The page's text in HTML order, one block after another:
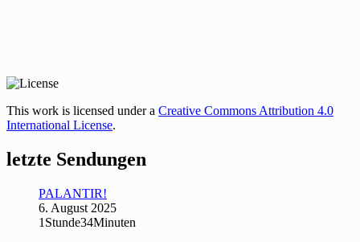
This work is licensed under a Creative Commons Attribution 4.0
International License.
letzte Sendungen
PALANTIR!
6. August 2025
1Stunde34Minuten